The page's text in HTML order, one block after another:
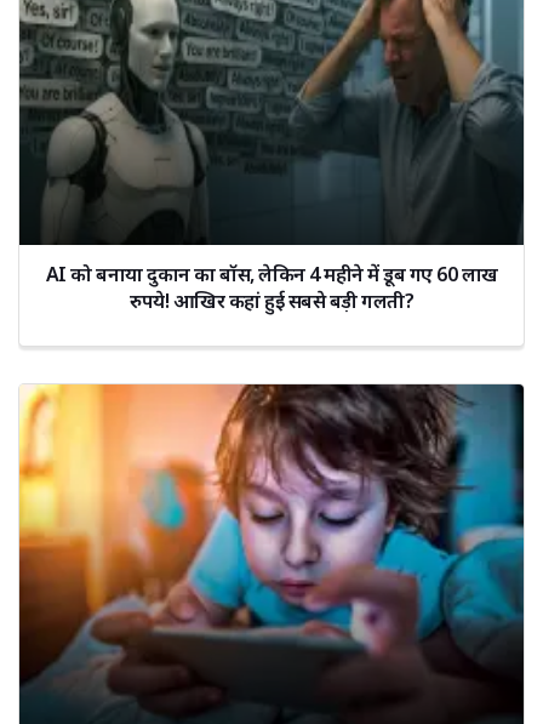
AI को बनाया दुकान का बॉस, लेकिन 4 महीने में डूब गए 60 लाख
रुपये! आखिर कहां हुई सबसे बड़ी गलती?